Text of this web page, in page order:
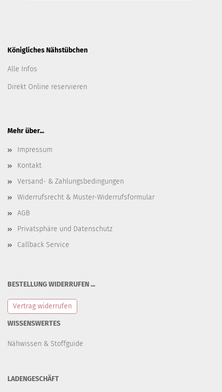
Königliches Nähstübchen
Alle Infos
Direkt Online reservieren
Mehr über...
Impressum
Kontakt
Versand- & Zahlungsbedingungen
Widerrufsrecht & Muster-Widerrufsformular
AGB
Privatsphäre und Datenschutz
Callback Service
BESTELLUNG WIDERRUFEN ...
Vertrag widerrufen
WISSENSWERTES
Nähwissen & Stoffguide
LADENGESCHÄFT